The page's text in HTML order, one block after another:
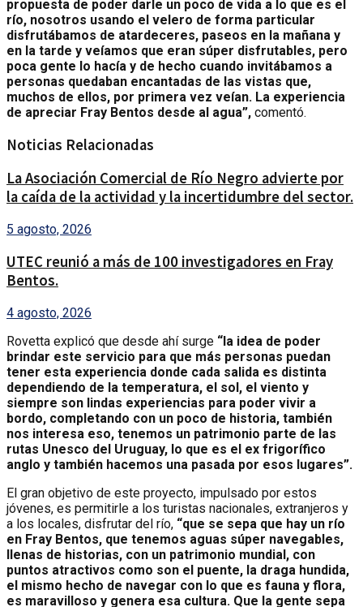
propuesta de poder darle un poco de vida a lo que es el
río, nosotros usando el velero de forma particular
disfrutábamos de atardeceres, paseos en la mañana y
en la tarde y veíamos que eran súper disfrutables, pero
poca gente lo hacía y de hecho cuando invitábamos a
personas quedaban encantadas de las vistas que,
muchos de ellos, por primera vez veían. La experiencia
de apreciar Fray Bentos desde al agua”, comentó.
Noticias Relacionadas
La Asociación Comercial de Río Negro advierte por
la caída de la actividad y la incertidumbre del sector.
5 agosto, 2026
UTEC reunió a más de 100 investigadores en Fray
Bentos.
4 agosto, 2026
Rovetta explicó que desde ahí surge “la idea de poder
brindar este servicio para que más personas puedan
tener esta experiencia donde cada salida es distinta
dependiendo de la temperatura, el sol, el viento y
siempre son lindas experiencias para poder vivir a
bordo, completando con un poco de historia, también
nos interesa eso, tenemos un patrimonio parte de las
rutas Unesco del Uruguay, lo que es el ex frigorífico
anglo y también hacemos una pasada por esos lugares”.
El gran objetivo de este proyecto, impulsado por estos
jóvenes, es permitirle a los turistas nacionales, extranjeros y
a los locales, disfrutar del río, “que se sepa que hay un río
en Fray Bentos, que tenemos aguas súper navegables,
llenas de historias, con un patrimonio mundial, con
puntos atractivos como son el puente, la draga hundida,
el mismo hecho de navegar con lo que es fauna y flora,
es maravilloso y genera esa cultura. Que la gente sepa